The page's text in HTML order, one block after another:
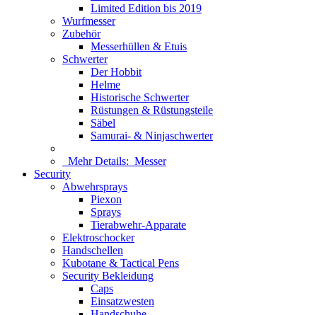
Limited Edition bis 2019
Wurfmesser
Zubehör
Messerhüllen & Etuis
Schwerter
Der Hobbit
Helme
Historische Schwerter
Rüstungen & Rüstungsteile
Säbel
Samurai- & Ninjaschwerter
Mehr Details: Messer
Security
Abwehrsprays
Piexon
Sprays
Tierabwehr-Apparate
Elektroschocker
Handschellen
Kubotane & Tactical Pens
Security Bekleidung
Caps
Einsatzwesten